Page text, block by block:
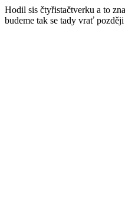
Hodil sis čtyřistačtverku a to
budeme tak se tady vrať